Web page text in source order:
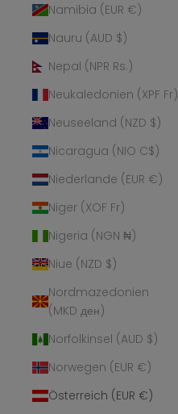
Namibia (EUR €)
Nauru (AUD $)
Nepal (NPR Rs.)
Neukaledonien (XPF Fr)
Neuseeland (NZD $)
Nicaragua (NIO C$)
Niederlande (EUR €)
Niger (XOF Fr)
Nigeria (NGN ₦)
Niue (NZD $)
Nordmazedonien
(MKD ден)
Norfolkinsel (AUD $)
Norwegen (EUR €)
Österreich (EUR €)